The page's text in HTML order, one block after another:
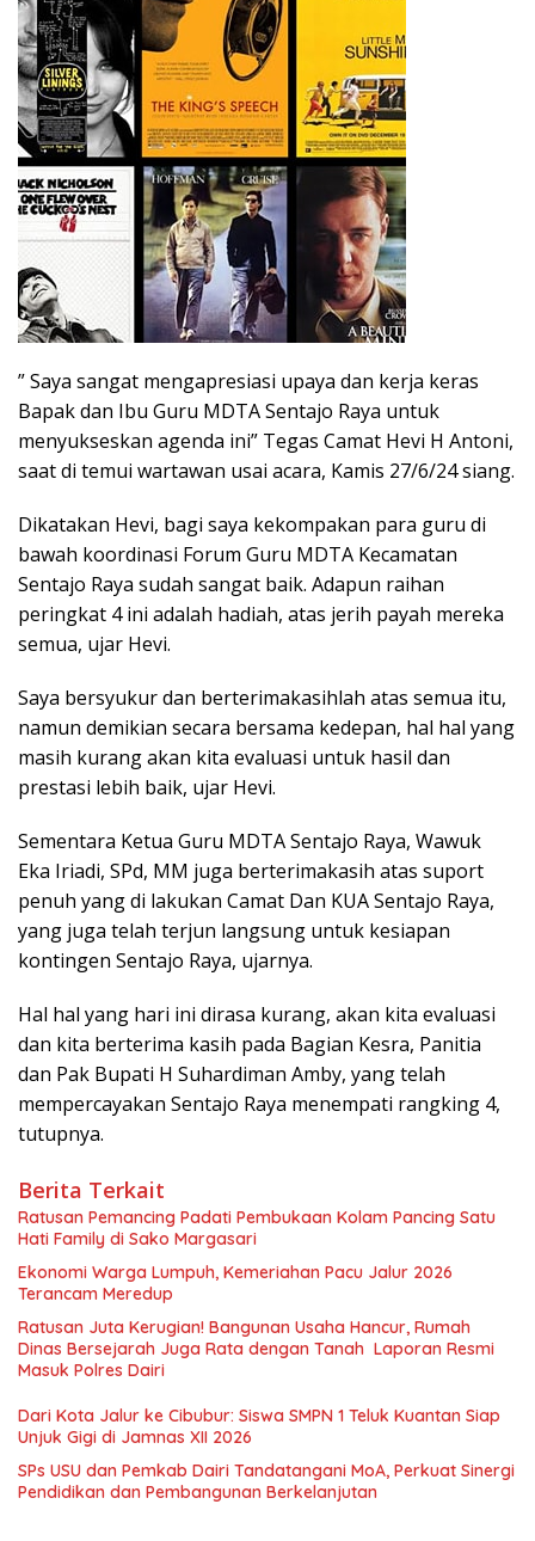
” Saya sangat mengapresiasi upaya dan kerja keras
Bapak dan Ibu Guru MDTA Sentajo Raya untuk
menyukseskan agenda ini” Tegas Camat Hevi H Antoni,
saat di temui wartawan usai acara, Kamis 27/6/24 siang.
Dikatakan Hevi, bagi saya kekompakan para guru di
bawah koordinasi Forum Guru MDTA Kecamatan
Sentajo Raya sudah sangat baik. Adapun raihan
peringkat 4 ini adalah hadiah, atas jerih payah mereka
semua, ujar Hevi.
Saya bersyukur dan berterimakasihlah atas semua itu,
namun demikian secara bersama kedepan, hal hal yang
masih kurang akan kita evaluasi untuk hasil dan
prestasi lebih baik, ujar Hevi.
Sementara Ketua Guru MDTA Sentajo Raya, Wawuk
Eka Iriadi, SPd, MM juga berterimakasih atas suport
penuh yang di lakukan Camat Dan KUA Sentajo Raya,
yang juga telah terjun langsung untuk kesiapan
kontingen Sentajo Raya, ujarnya.
Hal hal yang hari ini dirasa kurang, akan kita evaluasi
dan kita berterima kasih pada Bagian Kesra, Panitia
dan Pak Bupati H Suhardiman Amby, yang telah
mempercayakan Sentajo Raya menempati rangking 4,
tutupnya.
Berita Terkait
Ratusan Pemancing Padati Pembukaan Kolam Pancing Satu
Hati Family di Sako Margasari
Ekonomi Warga Lumpuh, Kemeriahan Pacu Jalur 2026
Terancam Meredup
Ratusan Juta Kerugian! Bangunan Usaha Hancur, Rumah
Dinas Bersejarah Juga Rata dengan Tanah Laporan Resmi
Masuk Polres Dairi
Dari Kota Jalur ke Cibubur: Siswa SMPN 1 Teluk Kuantan Siap
Unjuk Gigi di Jamnas XII 2026
SPs USU dan Pemkab Dairi Tandatangani MoA, Perkuat Sinergi
Pendidikan dan Pembangunan Berkelanjutan